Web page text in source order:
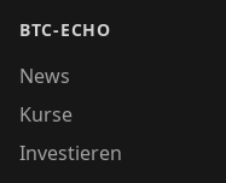
BTC-ECHO
News
Kurse
Investieren